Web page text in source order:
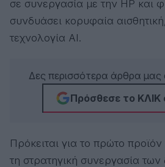
σε συνεργασία με την HP και
συνδυάσει κορυφαία
τεχνολογία AI.
Δες περισσότερα άρθρα μας
Πρόσθεσε το ΚΛΙΚ
Πρόκειται για το πρώτο
τη στρατηγική συνεργασία των